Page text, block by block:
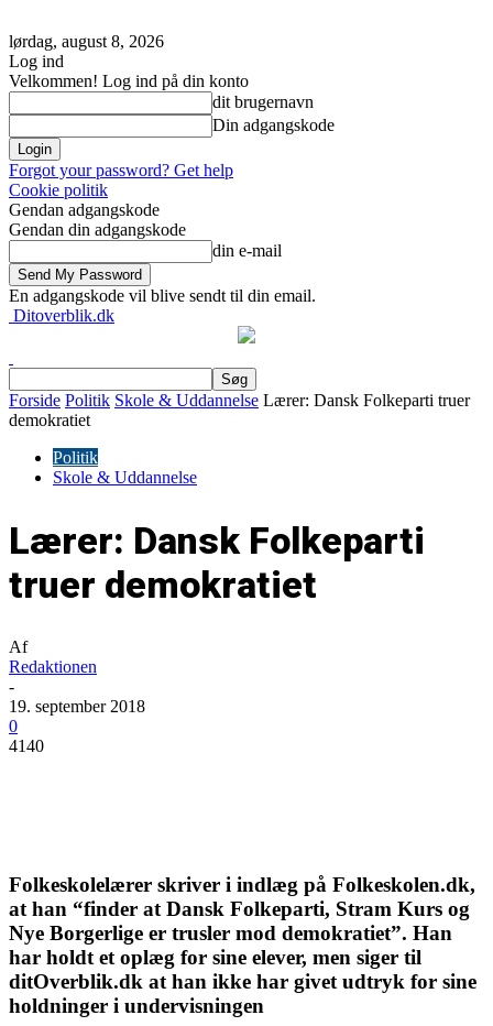
lørdag, august 8, 2026
Log ind
Velkommen! Log ind på din konto
dit brugernavn
Din adgangskode
Forgot your password? Get help
Cookie politik
Gendan adgangskode
Gendan din adgangskode
din e-mail
En adgangskode vil blive sendt til din email.
Ditoverblik.dk
Forside Politik Skole & Uddannelse Lærer: Dansk Folkeparti truer
demokratiet
Politik
Skole & Uddannelse
Lærer: Dansk Folkeparti
truer demokratiet
Af
Redaktionen
-
19. september 2018
0
4140
Folkeskolelærer skriver i indlæg på Folkeskolen.dk,
at han “finder at Dansk Folkeparti, Stram Kurs og
Nye Borgerlige er trusler mod demokratiet”. Han
har holdt et oplæg for sine elever, men siger til
ditOverblik.dk at han ikke har givet udtryk for sine
holdninger i undervisningen